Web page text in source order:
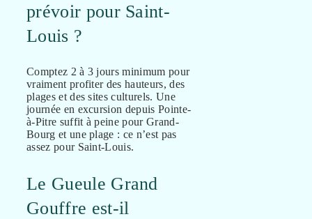
prévoir pour Saint-
Louis ?
Comptez 2 à 3 jours minimum pour
vraiment profiter des hauteurs, des
plages et des sites culturels. Une
journée en excursion depuis Pointe-
à-Pitre suffit à peine pour Grand-
Bourg et une plage : ce n’est pas
assez pour Saint-Louis.
Le Gueule Grand
Gouffre est-il